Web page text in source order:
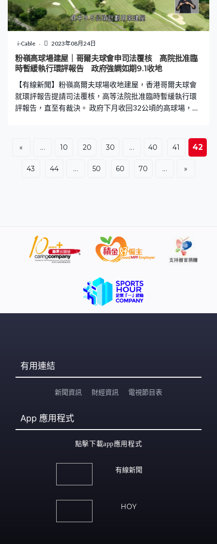
刺激經濟的話，希望在六個月左右之後應該會有好一點的
表現，今年下半年我預期進出口表現都是一個單位數字的
負增長。」 政府表示輸往內地、美國及歐盟的出口均減
少，預料未來外部環境困難，短期內本港出口表現將繼續
受壓。
i-Cable 2023年08月24日
粉嶺高球場建屋｜哥爾夫球會申司法覆核 高院批准臨
時暫緩執行環評報告 政府強調如期9.1收地
【有線新聞】粉嶺高爾夫球場收地建屋，香港哥爾夫球會
就環評報告提請司法覆核，高等法院批准臨時暫緩執行環
評報告，直至有裁決。 政府下月收回32公頃的高球場，其
場的環評程序是出於善意。 法官形容似乎是轉移視線，假
裝行動來掩飾已經作出的決定，認為香港哥爾夫球會已掌
握初步證據，證明環評報告出錯，包括未有考慮高球場內
年五月就審理，命令不會在時間上造成任何不可彌補的影
響，決定臨時暫緩執行環評程序，直至有裁決為止。 判詞
說命令不影響土拓署的檢視工作，但不包括任何建築工
決，強調會在下月1日如期收回高爾夫球場32公頃土地，
城規會將繼續推進法定城規程序。
« ... 10 20 30 ... 40 41 42
43 44 ... 50 60 70 ... »
有用連結
新聞資訊 財經資訊 電視節目表
App 應用程式
點擊下載app應用程式
有線新聞
HOY